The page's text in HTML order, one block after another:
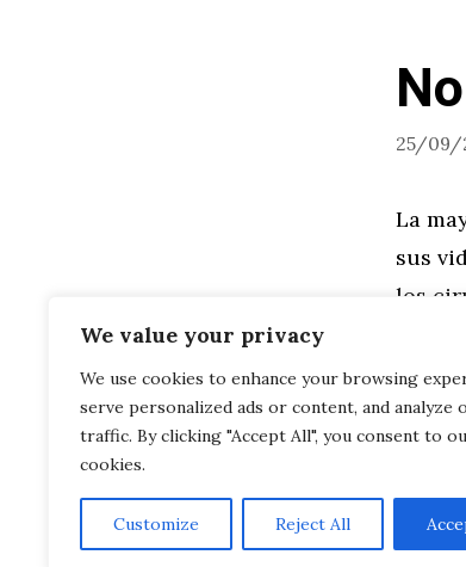
We value your privacy
We use cookies to enhance your browsing
serve personalized ads or content, and analyze
traffic. By clicking "Accept All", you consent to
cookies.
Customize Reject All
25/09/
La
sus
los
Leer